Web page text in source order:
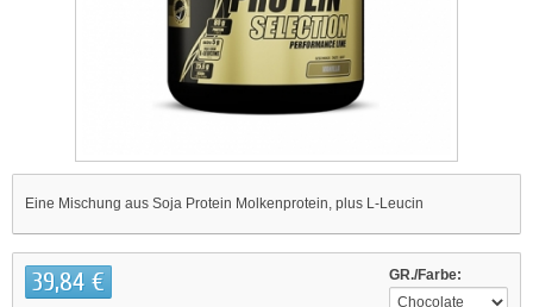
Eine Mischung aus Soja Protein Molkenprotein, plus L-Leucin
GR./Farbe:
39,84 €